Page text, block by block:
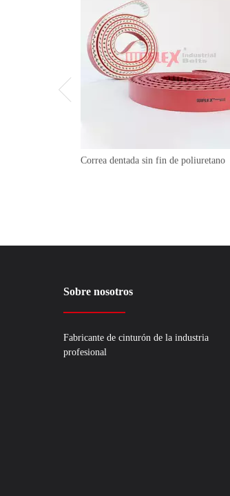
Correa dentada sin fin de poliuretano
Sobre nosotros
Fabricante de cinturón de la industria
profesional